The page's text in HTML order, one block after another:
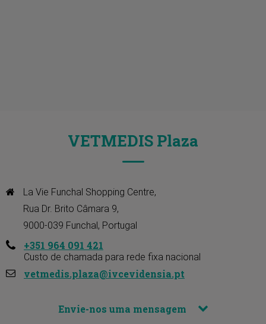
VETMEDIS Plaza
La Vie Funchal Shopping Centre,
Rua Dr. Brito Câmara 9,
9000-039 Funchal, Portugal
+351 964 091 421
Custo de chamada para rede fixa nacional
vetmedis.plaza@ivcevidensia.pt
Envie-nos uma mensagem